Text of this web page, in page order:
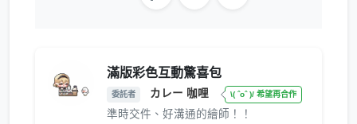
滿版彩色互動驚喜包
委託者 カレー 咖哩 \( ˆoˆ )/ 希望再合作
準時交件、好溝通的繪師！！